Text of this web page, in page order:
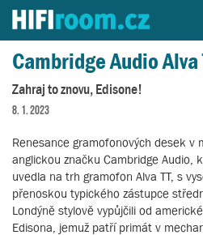
Server o Hi-Fi a AV technice
Cambridge Audio Alva
Zahraj to znovu, Edisone!
8. 1. 2023
Renesance gramofonových desek v
anglickou značku Cambridge Audio,
uvedla na trh gramofon Alva TT, s
přenoskou typického zástupce
Londýně stylově vypůjčili od
Edisona, jemuž patří primát v